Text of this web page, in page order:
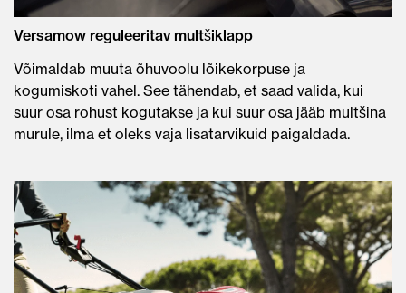
Versamow reguleeritav multšiklapp
Võimaldab muuta õhuvoolu lõikekorpuse ja
kogumiskoti vahel. See tähendab, et saad valida, kui
suur osa rohust kogutakse ja kui suur osa jääb multšina
murule, ilma et oleks vaja lisatarvikuid paigaldada.